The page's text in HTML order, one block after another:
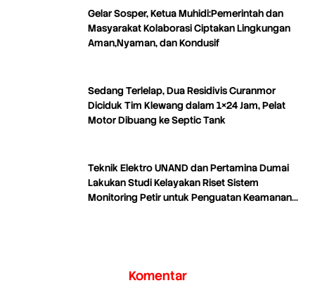
Gelar Sosper, Ketua Muhidi:Pemerintah dan
Masyarakat Kolaborasi Ciptakan Lingkungan
Aman,Nyaman, dan Kondusif
Sedang Terlelap, Dua Residivis Curanmor
Diciduk Tim Klewang dalam 1×24 Jam, Pelat
Motor Dibuang ke Septic Tank
Teknik Elektro UNAND dan Pertamina Dumai
Lakukan Studi Kelayakan Riset Sistem
Monitoring Petir untuk Penguatan Keamanan
Komentar